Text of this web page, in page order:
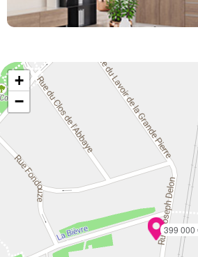
399 000
+
−